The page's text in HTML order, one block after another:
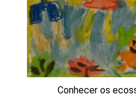
Conhecer os